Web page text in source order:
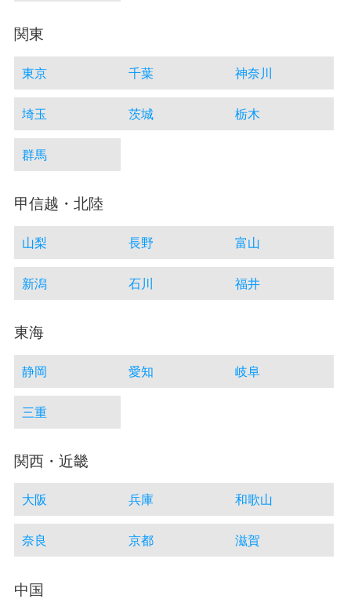
関東
東京 千葉 神奈川
埼玉 茨城 栃木
群馬
甲信越・北陸
山梨 長野 富山
新潟 石川 福井
東海
静岡 愛知 岐阜
三重
関西・近畿
大阪 兵庫 和歌山
奈良 京都 滋賀
中国